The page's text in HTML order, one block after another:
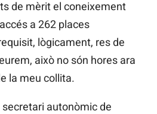
de mèrit el coneixement
a 262 places
lògicament, res de
això no són hores ara
la meu collita.
autonòmic de